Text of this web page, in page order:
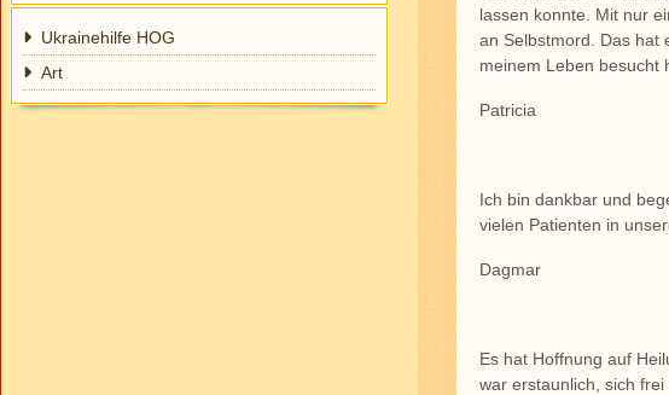
Ukrainehilfe HOG
Art
lassen konnte. Mit nur
an Selbstmord. Das hat
meinem Leben besucht
Patricia
Ich bin dankbar und
vielen Patienten in
Dagmar
Es hat Hoffnung auf
war erstaunlich, sich